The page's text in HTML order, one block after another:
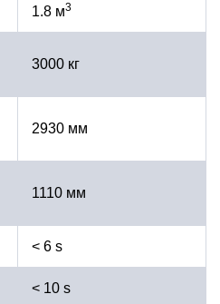
1.8 м3
3000 кг
2930 мм
1110 мм
< 6 s
< 10 s